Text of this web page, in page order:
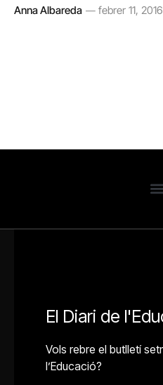
Anna Albareda febrer 11, 2016